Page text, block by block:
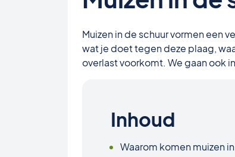
Muizen in de schuur vormen een
wat je doet tegen deze plaag,
overlast voorkomt. We gaan ook
Inhoud
Waarom komen muizen